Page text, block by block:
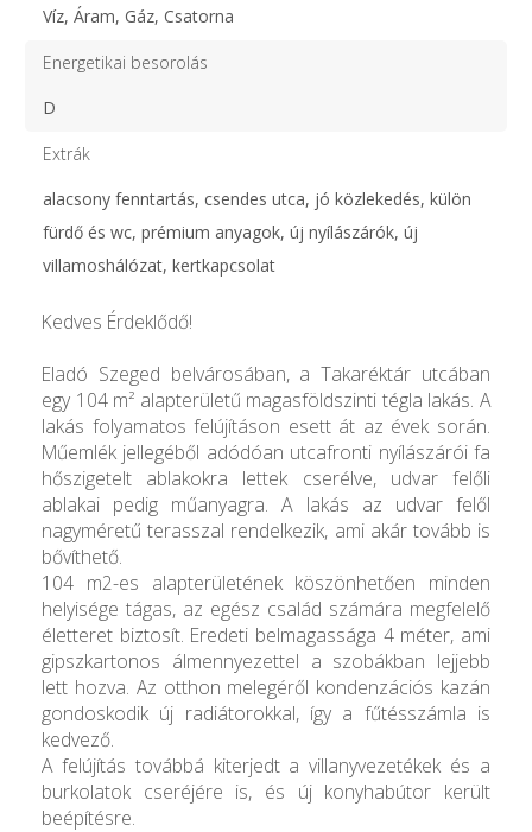
Víz, Áram, Gáz, Csatorna
Energetikai besorolás
D
Extrák
alacsony fenntartás, csendes utca, jó közlekedés, külön
fürdő és wc, prémium anyagok, új nyílászárók, új
villamoshálózat, kertkapcsolat
Kedves Érdeklődő!
Eladó Szeged belvárosában, a Takaréktár utcában
egy 104 m² alapterületű magasföldszinti tégla lakás. A
lakás folyamatos felújításon esett át az évek során.
Műemlék jellegéből adódóan utcafronti nyílászárói fa
hőszigetelt ablakokra lettek cserélve, udvar felőli
ablakai pedig műanyagra. A lakás az udvar felől
nagyméretű terasszal rendelkezik, ami akár tovább is
bővíthető.
104 m2-es alapterületének köszönhetően minden
helyisége tágas, az egész család számára megfelelő
életteret biztosít. Eredeti belmagassága 4 méter, ami
gipszkartonos álmennyezettel a szobákban lejjebb
lett hozva. Az otthon melegéről kondenzációs kazán
gondoskodik új radiátorokkal, így a fűtésszámla is
kedvező.
A felújítás továbbá kiterjedt a villanyvezetékek és a
burkolatok cseréjére is, és új konyhabútor került
beépítésre.